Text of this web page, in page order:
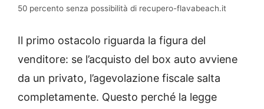
50 percento senza possibilità di recupero-flavabeach.it
Il primo ostacolo riguarda la figura del
venditore: se l’acquisto del box auto avviene
da un privato, l’agevolazione fiscale salta
completamente. Questo perché la legge